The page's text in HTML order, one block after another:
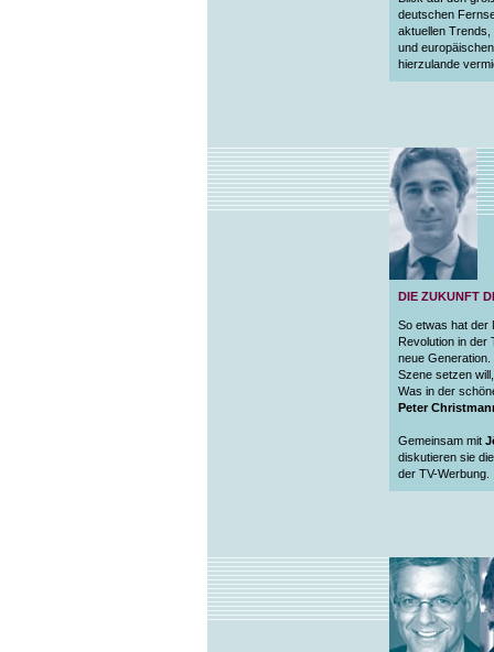
deutschen
aktuellen
und
hierzulande
DIE ZUKUNFT
So etwas hat der
Revolution in der
neue
Szene setzen
Was in der
Peter
Gemeinsam mit
diskutieren sie
der TV-Werbung.